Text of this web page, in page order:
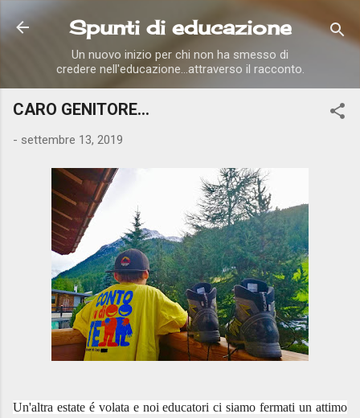
Passa ai contenuti principali
Spunti di educazione
Un nuovo inizio per chi non ha smesso di
credere nell'educazione...attraverso il racconto.
CARO GENITORE...
- settembre 13, 2019
Un'altra estate é volata e noi educatori ci siamo fermati un attimo